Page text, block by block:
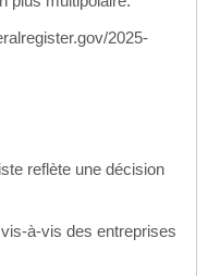
2025-
reflète une décision
à-vis des entreprises